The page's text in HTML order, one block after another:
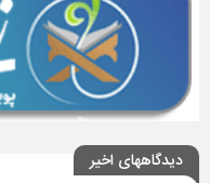
دیدگاههای اخیر